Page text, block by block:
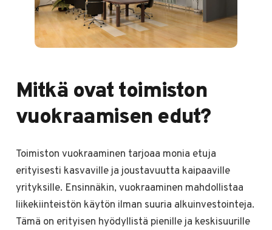
Mitkä ovat toimiston
vuokraamisen edut?
Toimiston vuokraaminen tarjoaa monia etuja
erityisesti kasvaville ja joustavuutta kaipaaville
yrityksille. Ensinnäkin, vuokraaminen mahdollistaa
liikekiinteistön käytön ilman suuria alkuinvestointeja.
Tämä on erityisen hyödyllistä pienille ja keskisuurille